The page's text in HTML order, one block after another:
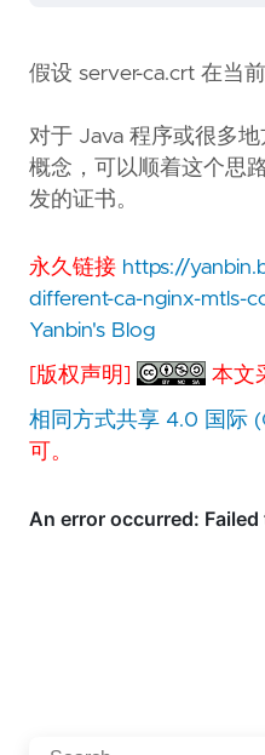
假设 server-ca.crt 在当前
对于 Java 程序或很多
概念，可以顺着这个思
发的证书。
永久链接 https://
different-ca-nginx-mtls-
Yanbin's Blog
[版权声明] 本文
相同方式共享 4.0 国际
可。